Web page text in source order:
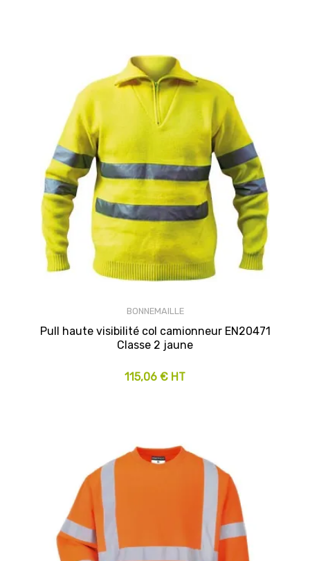
BONNEMAILLE
Pull haute visibilité col camionneur EN20471
Classe 2 jaune
115,06 € HT